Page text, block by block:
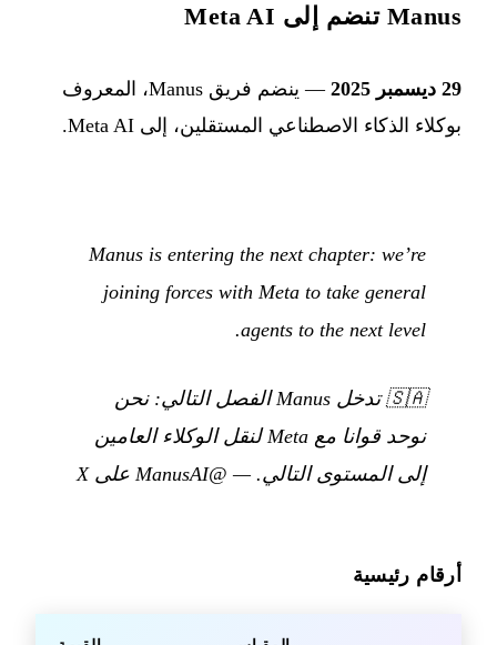
Manus تنضم إلى Meta AI
29 ديسمبر 2025
— ينضم فريق Manus، المعروف
بوكلاء الذكاء الاصطناعي المستقلين، إلى Meta AI.
Manus is entering the next chapter: we’re
joining forces with Meta to take general
agents to the next level.
🇸🇦
تدخل Manus الفصل التالي: نحن
نوحد قوانا مع Meta لنقل الوكلاء العامين
إلى المستوى التالي. — @ManusAI على X
أرقام رئيسية